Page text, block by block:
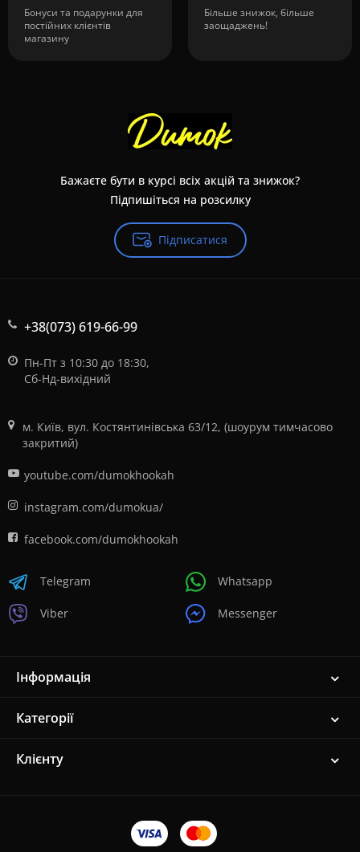
Бонуси та подарунки для
постійних клієнтів
магазину
Більше знижок, більше
заощаджень!
Бажаєте бути в курсі всіх акцій та знижок?
Підпишіться на розсилку
Підписатися
+38(073) 619-66-99
Пн-Пт з 10:30 до 18:30,
Сб-Нд-вихідний
м. Київ, вул. Костянтинівська 63/12, (шоурум тимчасово
закритий)
youtube.com/dumokhookah
instagram.com/dumokua/
facebook.com/dumokhookah
Telegram
Viber
Whatsapp
Messenger
Інформація
Категорії
Клієнту